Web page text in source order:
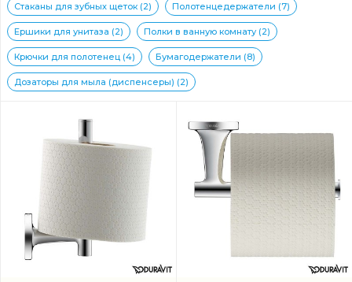
Стаканы для зубных щеток (2) Полотенцедержатели (7)
Ершики для унитаза (2) Полки в ванную комнату (2)
Крючки для полотенец (4) Бумагодержатели (8)
Дозаторы для мыла (диспенсеры) (2)